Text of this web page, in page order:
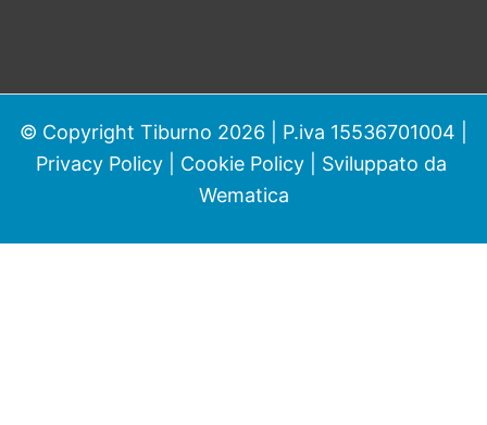
© Copyright Tiburno 2026 | P.iva 15536701004 |
Privacy Policy| Cookie Policy| Sviluppato da
Wematica